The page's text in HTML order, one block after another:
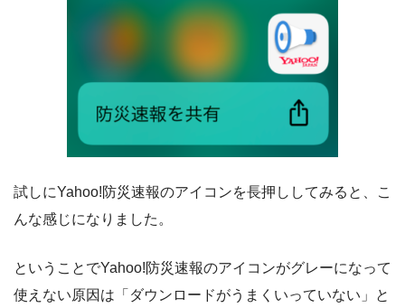
試しにYahoo!防災速報のアイコンを長押ししてみると、こ
んな感じになりました。
ということでYahoo!防災速報のアイコンがグレーになって
使えない原因は「ダウンロードがうまくいっていない」と